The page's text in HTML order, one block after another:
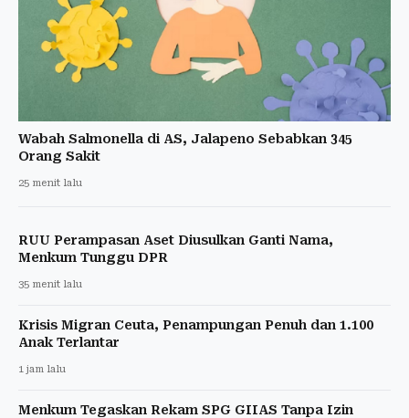
Wabah Salmonella di AS, Jalapeno Sebabkan 345
Orang Sakit
25 menit lalu
RUU Perampasan Aset Diusulkan Ganti Nama,
Menkum Tunggu DPR
35 menit lalu
Krisis Migran Ceuta, Penampungan Penuh dan 1.100
Anak Terlantar
1 jam lalu
Menkum Tegaskan Rekam SPG GIIAS Tanpa Izin